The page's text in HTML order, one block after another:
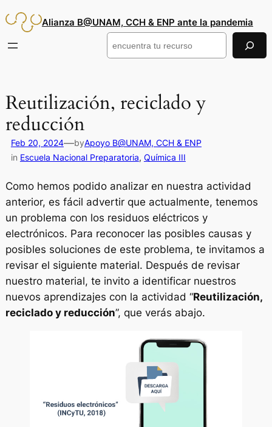
al
Alianza B@UNAM, CCH & ENP ante la pandemia
Buscar
Reutilización, reciclado y
reducción
Feb 20, 2024—byApoyo B@UNAM, CCH & ENP
in Escuela Nacional Preparatoria, Química III
Como hemos podido analizar en nuestra actividad
anterior, es fácil advertir que actualmente, tenemos
un problema con los residuos eléctricos y
electrónicos. Para reconocer las posibles causas y
posibles soluciones de este problema, te invitamos a
revisar el siguiente material. Después de revisar
nuestro material, te invito a identificar nuestros
nuevos aprendizajes con la actividad “Reutilización,
reciclado y reducción”, que verás abajo.